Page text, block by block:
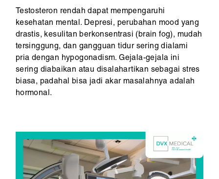
Testosteron rendah dapat mempengaruhi
kesehatan mental. Depresi, perubahan mood yang
drastis, kesulitan berkonsentrasi (brain fog), mudah
tersinggung, dan gangguan tidur sering dialami
pria dengan hypogonadism. Gejala-gejala ini
sering diabaikan atau disalahartikan sebagai stres
biasa, padahal bisa jadi akar masalahnya adalah
hormonal.